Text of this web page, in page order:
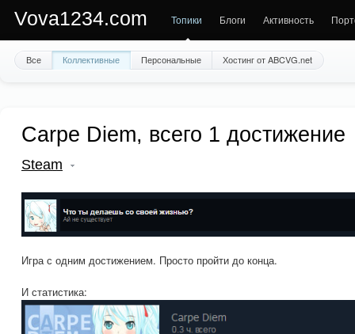
Vova1234.com Топики Блоги Активность
Все Коллективные Персональные Хостинг от ABCVG.net
Carpe Diem, всего 1 достижение
Steam
Игра с одним достижением. Просто пройти до конца.
И статистика: